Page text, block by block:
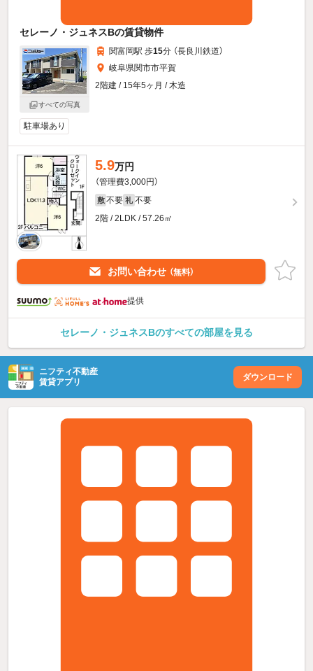
セレーノ・ジュネスBの賃貸物件
すべての写真
関富岡駅 歩15分 （長良川鉄道）
岐阜県関市市平賀
2階建 / 15年5ヶ月 / 木造
駐車場あり
5.9万円
（管理費3,000円）
敷 不要 礼 不要
2階 / 2LDK / 57.26㎡
お問い合わせ （無料）
提供
セレーノ・ジュネスBのすべての部屋を見る
ニフティ不動産
賃貸アプリ
ダウンロード